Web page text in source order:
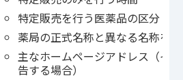
特定販売を行う医薬品の区分
薬局の正式名称と異なる名称を
主なホームページアドレス（イ
告する場合）